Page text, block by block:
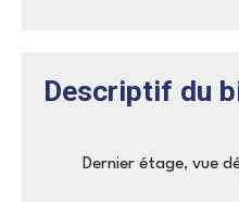
Descriptif du
Dernier étage, vue